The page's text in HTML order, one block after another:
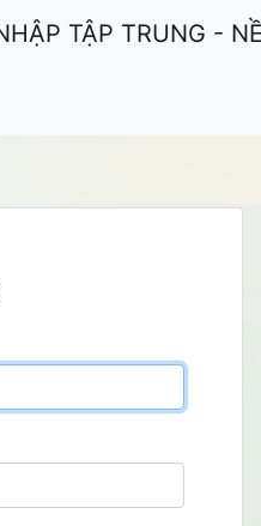
TẬP TRUNG -